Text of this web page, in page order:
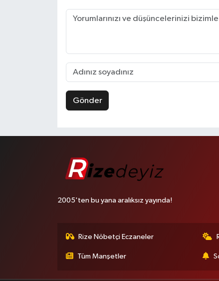
Gönder
2005'ten bu yana aralıksız yayında!
Rize Nöbetçi Eczaneler
Tüm Manşetler